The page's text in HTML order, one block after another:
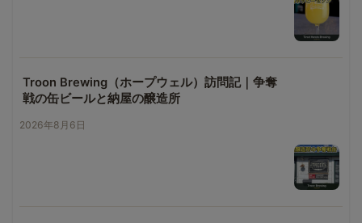
Troon Brewing（ホープウェル）訪問記｜争奪
戦の缶ビールと納屋の醸造所
2026年8月6日